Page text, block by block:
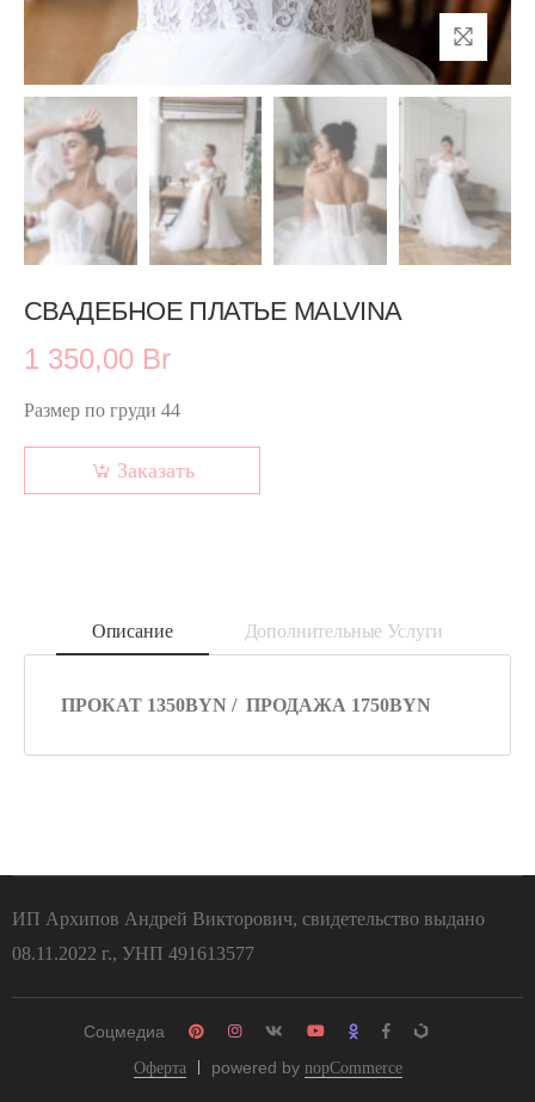
СВАДЕБНОЕ ПЛАТЬЕ MALVINA
1 350,00 Br
Размер по груди 44
Заказать
Описание Дополнительные Услуги
ПРОКАТ 1350BYN / ПРОДАЖА 1750BYN
ИП Архипов Андрей Викторович, свидетельство выдано
08.11.2022 г., УНП 491613577
Оферта powered by nopCommerce
Соцмедиа